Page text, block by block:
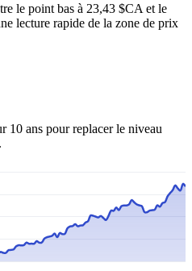
le point bas à 23,43 $CA et le
lecture rapide de la zone de prix
10 ans pour replacer le niveau